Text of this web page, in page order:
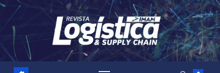
Skip
content